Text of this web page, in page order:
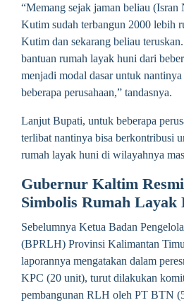
“Memang sejak jaman beliau
Kutim sudah terbangun 2000 lebih
Kutim dan sekarang beliau
bantuan rumah layak huni dari
menjadi modal dasar untuk
beberapa perusahaan,” tandasnya.
Lanjut Bupati, untuk beberapa
terlibat nantinya bisa berkontribusi
rumah layak huni di wilayahnya
Gubernur Kaltim
Simbolis Rumah
Sebelumnya Ketua Badan
(BPRLH) Provinsi Kalimantan
laporannya mengatakan dalam
KPC (20 unit), turut dilakukan
pembangunan RLH oleh PT BTN